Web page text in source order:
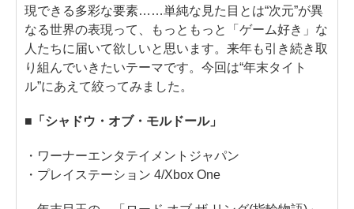
現できる多彩な要素……単純な見た目とは“次元”が異
なる世界の表現って、もっともっと「ゲーム好き」な
人たちに届いて欲しいと思います。来年も引き続き取
り組んでいきたいテーマです。今回は“年末タイト
ル”にあえて絞ってみました。
■「シャドウ・オブ・モルドール」
・ワーナーエンタテイメントジャパン
・プレイステーション 4/Xbox One